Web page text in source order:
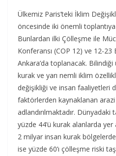
Ülkemiz Paris’teki İklim
öncesinde iki önemli
Bunlardan ilki Çölleşme ile
Konferansı (COP 12) ve 12-23
Ankara’da toplanacak.
kurak ve yarı nemli iklim
değişikliği ve insan faaliyetleri
faktörlerden kaynaklanan
adlandırılmaktadır. Dünyadaki
yüzde 44’ü kurak alanlarda
2 milyar insan kurak
ise yüzde 60’ı çölleşme riski